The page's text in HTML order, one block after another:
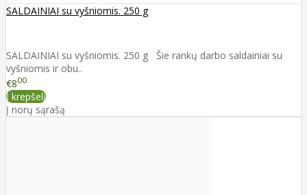
SALDAINIAI su vyšniomis. 250 g
SALDAINIAI su vyšniomis. 250 g Šie rankų darbo saldainiai su
vyšniomis ir obu..
€800
Į krepšelį
Į norų sąrašą